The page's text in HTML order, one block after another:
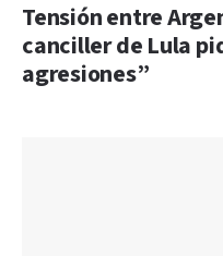
Tensión entre
canciller de Lula
agresiones”